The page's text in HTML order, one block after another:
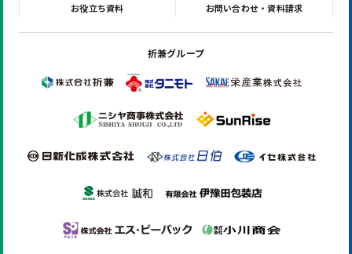
お役立ち資料 お問い合わせ・資料請求
折兼グループ